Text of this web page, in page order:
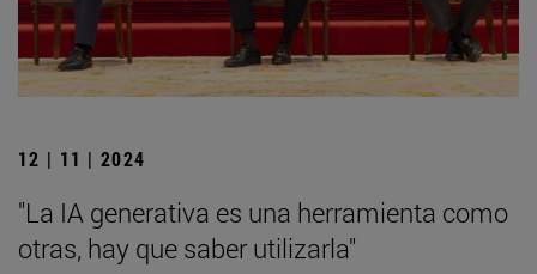
12 | 11 | 2024
"La IA generativa es una herramienta como
otras, hay que saber utilizarla"